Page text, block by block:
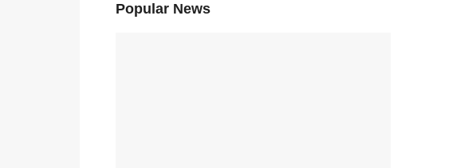
Popular News